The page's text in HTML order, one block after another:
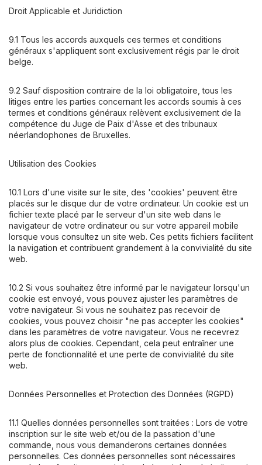
Droit Applicable et Juridiction
9.1 Tous les accords auxquels ces termes et conditions
généraux s'appliquent sont exclusivement régis par le droit
belge.
9.2 Sauf disposition contraire de la loi obligatoire, tous les
litiges entre les parties concernant les accords soumis à ces
termes et conditions généraux relèvent exclusivement de la
compétence du Juge de Paix d'Asse et des tribunaux
néerlandophones de Bruxelles.
Utilisation des Cookies
10.1 Lors d'une visite sur le site, des 'cookies' peuvent être
placés sur le disque dur de votre ordinateur. Un cookie est un
fichier texte placé par le serveur d'un site web dans le
navigateur de votre ordinateur ou sur votre appareil mobile
lorsque vous consultez un site web. Ces petits fichiers facilitent
la navigation et contribuent grandement à la convivialité du site
web.
10.2 Si vous souhaitez être informé par le navigateur lorsqu'un
cookie est envoyé, vous pouvez ajuster les paramètres de
votre navigateur. Si vous ne souhaitez pas recevoir de
cookies, vous pouvez choisir "ne pas accepter les cookies"
dans les paramètres de votre navigateur. Vous ne recevrez
alors plus de cookies. Cependant, cela peut entraîner une
perte de fonctionnalité et une perte de convivialité du site
web.
Données Personnelles et Protection des Données (RGPD)
11.1 Quelles données personnelles sont traitées : Lors de votre
inscription sur le site web et/ou de la passation d'une
commande, nous vous demanderons certaines données
personnelles. Ces données personnelles sont nécessaires